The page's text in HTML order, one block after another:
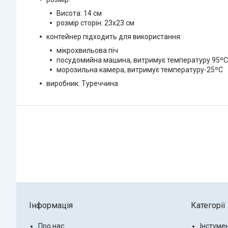
Висота: 14 см
розмір сторін: 23х23 см
контейнер підходить для використання:
мікрохвильова піч
посудомийна машина, витримує температуру 95ºС
морозильна камера, витримує температуру-25ºС
виробник: Туреччина
Інформація
Про нас
Категорії